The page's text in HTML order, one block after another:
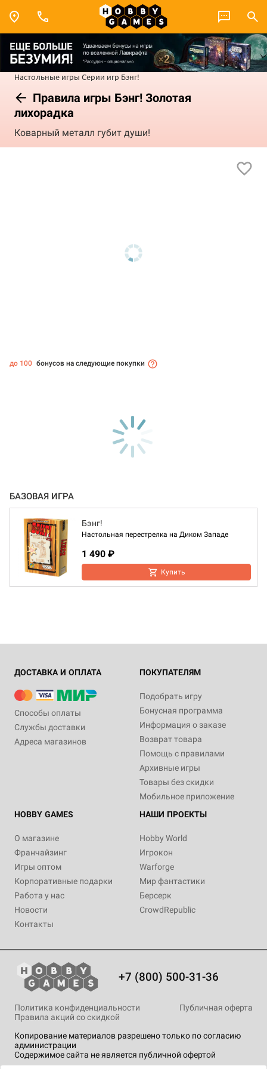
Настольные игры Серии игр Бэнг!
Правила игры Бэнг! Золотая
лихорадка
Коварный металл губит души!
до 100 бонусов на следующие покупки
БАЗОВАЯ ИГРА
Бэнг!
Настольная перестрелка на Диком Западе
1 490 ₽
Купить
ДОСТАВКА И ОПЛАТА
Способы оплаты
Службы доставки
Адреса магазинов
ПОКУПАТЕЛЯМ
Подобрать игру
Бонусная программа
Информация о заказе
Возврат товара
Помощь с правилами
Архивные игры
Товары без скидки
Мобильное приложение
HOBBY GAMES
О магазине
Франчайзинг
Игры оптом
Корпоративные подарки
Работа у нас
Новости
Контакты
НАШИ ПРОЕКТЫ
Hobby World
Игрокон
Warforge
Мир фантастики
Берсерк
CrowdRepublic
+7 (800) 500-31-36
Копирование материалов разрешено только по согласию
администрации
Содержимое сайта не является публичной офертой
Политика конфиденциальности
Публичная оферта
Правила акций со скидкой